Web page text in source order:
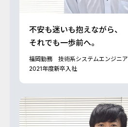
不安も迷いも抱えながら、
それでも一歩前へ。
福岡勤務 技術系システムエンジニア
2021年度新卒入社